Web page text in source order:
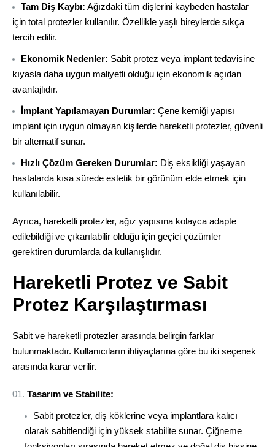
Tam Diş Kaybı: Ağızdaki tüm dişlerini kaybeden hastalar
için total protezler kullanılır. Özellikle yaşlı bireylerde sıkça
tercih edilir.
Ekonomik Nedenler: Sabit protez veya implant tedavisine
kıyasla daha uygun maliyetli olduğu için ekonomik açıdan
avantajlıdır.
İmplant Yapılamayan Durumlar: Çene kemiği yapısı
implant için uygun olmayan kişilerde hareketli protezler, güvenli
bir alternatif sunar.
Hızlı Çözüm Gereken Durumlar: Diş eksikliği yaşayan
hastalarda kısa sürede estetik bir görünüm elde etmek için
kullanılabilir.
Ayrıca, hareketli protezler, ağız yapısına kolayca adapte
edilebildiği ve çıkarılabilir olduğu için geçici çözümler
gerektiren durumlarda da kullanışlıdır.
Hareketli Protez ve Sabit
Protez Karşılaştırması
Sabit ve hareketli protezler arasında belirgin farklar
bulunmaktadır. Kullanıcıların ihtiyaçlarına göre bu iki seçenek
arasında karar verilir.
Tasarım ve Stabilite:
Sabit protezler, diş köklerine veya implantlara kalıcı
olarak sabitlendiği için yüksek stabilite sunar. Çiğneme